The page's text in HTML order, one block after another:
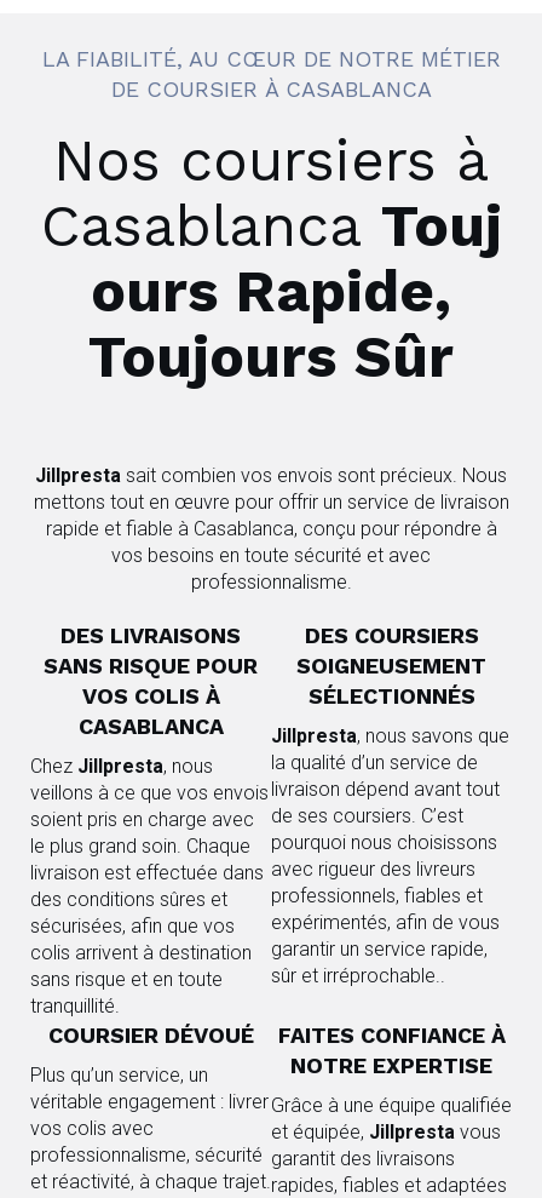
LA FIABILITÉ, AU CŒUR DE NOTRE MÉTIER
DE COURSIER À CASABLANCA
Nos coursiers à
Casablanca Touj
ours Rapide,
Toujours Sûr
Jillpresta sait combien vos envois sont précieux. Nous
mettons tout en œuvre pour offrir un service de livraison
rapide et fiable à Casablanca, conçu pour répondre à
vos besoins en toute sécurité et avec
professionnalisme.
DES LIVRAISONS
SANS RISQUE POUR
VOS COLIS À
CASABLANCA
Chez Jillpresta, nous
veillons à ce que vos envois
soient pris en charge avec
le plus grand soin. Chaque
livraison est effectuée dans
des conditions sûres et
sécurisées, afin que vos
colis arrivent à destination
sans risque et en toute
tranquillité.
DES COURSIERS
SOIGNEUSEMENT
SÉLECTIONNÉS
Jillpresta, nous savons que
la qualité d’un service de
livraison dépend avant tout
de ses coursiers. C’est
pourquoi nous choisissons
avec rigueur des livreurs
professionnels, fiables et
expérimentés, afin de vous
garantir un service rapide,
sûr et irréprochable..
COURSIER DÉVOUÉ
Plus qu’un service, un
véritable engagement : livrer
vos colis avec
professionnalisme, sécurité
et réactivité, à chaque trajet.
FAITES CONFIANCE À
NOTRE EXPERTISE
Grâce à une équipe qualifiée
et équipée, Jillpresta vous
garantit des livraisons
rapides, fiables et adaptées